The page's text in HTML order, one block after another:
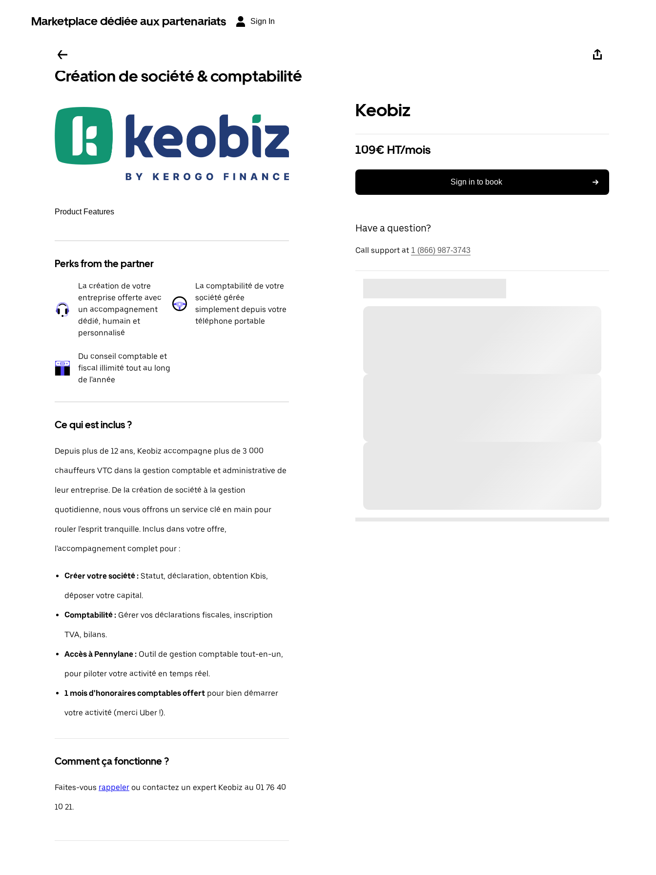
Marketplace dédiée aux partenariats Sign In
Création de société & comptabilité
Product Features
Perks from the partner
La création de votre
entreprise offerte avec
un accompagnement
dédié, humain et
personnalisé
La comptabilité de votre
société gérée
simplement depuis votre
téléphone portable
Du conseil comptable et
fiscal illimité tout au long
de l'année
Ce qui est inclus ?
Depuis plus de 12 ans, Keobiz accompagne plus de 3 000
chauffeurs VTC dans la gestion comptable et administrative de
leur entreprise. De la création de société à la gestion
quotidienne, nous vous offrons un service clé en main pour
rouler l'esprit tranquille. Inclus dans votre offre,
l'accompagnement complet pour :
Créer votre société : Statut, déclaration, obtention Kbis,
déposer votre capital.
Comptabilité : Gérer vos déclarations fiscales, inscription
TVA, bilans.
Accès à Pennylane : Outil de gestion comptable tout-en-un,
pour piloter votre activité en temps réel.
1 mois d'honoraires comptables offert pour bien démarrer
votre activité (merci Uber !).
Comment ça fonctionne ?
Faites-vous rappeler ou contactez un expert Keobiz au 01 76 40
10 21.
Keobiz
109€ HT/mois
Sign in to book
Have a question?
Call support at 1 (866) 987-3743